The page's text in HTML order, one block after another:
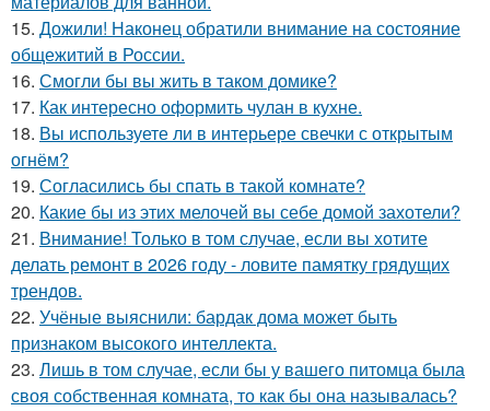
15. Дожили! Наконец обратили внимание на состояние
общежитий в России.
16. Смогли бы вы жить в таком домике?
17. Как интересно оформить чулан в кухне.
18. Вы используете ли в интерьере свечки с открытым
огнём?
19. Согласились бы спать в такой комнате?
20. Какие бы из этих мелочей вы себе домой захотели?
21. Внимание! Только в том случае, если вы хотите
делать ремонт в 2026 году - ловите памятку грядущих
трендов.
22. Учёные выяснили: бардак дома может быть
признаком высокого интеллекта.
23. Лишь в том случае, если бы у вашего питомца была
своя собственная комната, то как бы она называлась?